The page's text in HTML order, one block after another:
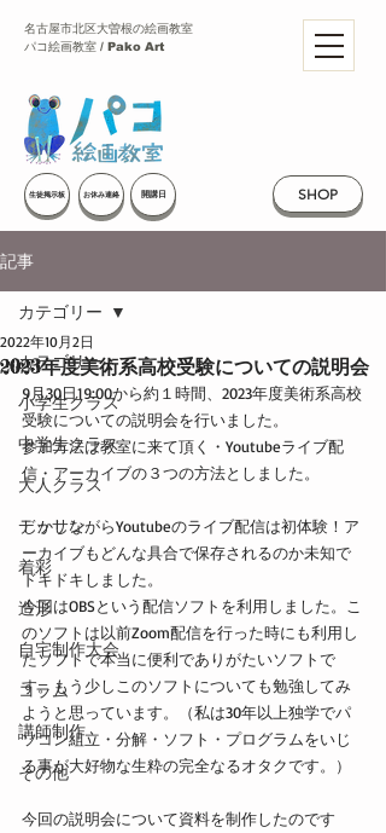
SHOP
名古屋市北区大曽根の絵画教室
パコ絵画教室 / Pako Art
生徒掲示板 お休み連絡 開講日
記事
カテゴリー
小学生クラス
中学生クラス
大人クラス
デッサン
着彩
造形
自宅制作大会
コラム
講師制作
その他
カテゴリー
2023年度美術系高校受験についての説明会
2022年10月2日
9月30日19:00から約１時間、2023年度美術系高校
受験についての説明会を行いました。
参加方法は教室に来て頂く・Youtubeライブ配
信・アーカイブの３つの方法としました。
しかしながらYoutubeのライブ配信は初体験！ア
ーカイブもどんな具合で保存されるのか未知で
ドキドキしました。
今回はOBSという配信ソフトを利用しました。こ
のソフトは以前Zoom配信を行った時にも利用し
たソフトで本当に便利でありがたいソフトで
す。もう少しこのソフトについても勉強してみ
ようと思っています。（私は30年以上独学でパ
ソコン組立・分解・ソフト・プログラムをいじ
る事が大好物な生粋の完全なるオタクです。）
今回の説明会について資料を制作したのです